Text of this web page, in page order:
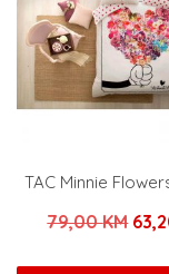
TAC Minnie
79,00KM